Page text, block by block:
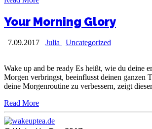
Your Morning Glory
7.09.2017 Julia Uncategorized
Wake up and be ready Es heißt, wie du deine
Morgen verbringst, beeinflusst deinen ganzen
deine Morgenroutine zu verbessern, zeigt
Read More